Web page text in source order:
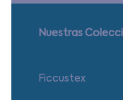
Nuestras
Ficcustex